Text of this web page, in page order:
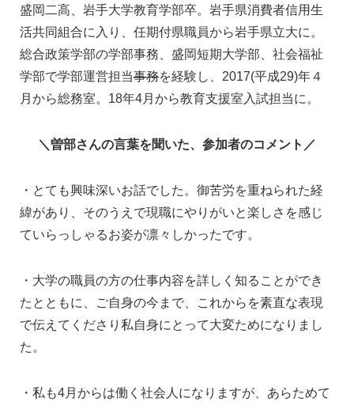
盛岡二高、岩手大学教育学部卒。岩手県消費者信用生
活共同組合に入り、任期付県職員から岩手県立大に。
総合政策学部の学部事務、盛岡短期大学部、社会福祉
学部で学部運営担当事務を経験し、2017(平成29)年４
月から総務室。18年4月から教育支援室入試担当に。
＼曽部さんの言葉を聞いた、参加者のコメント／
・とても興味深いお話でした。御苦労を重ねられた経
緯があり、そのうえで現職にやりがいと楽しさを感じ
ていらっしゃるお姿が凛々しかったです。
・大学の職員の方の仕事内容を詳しく知ることができ
たとともに、ご自身の今まで、これからを素直な表現
で伝えてくださり私自身にとって大変ためになりまし
た。
・私も4月からは働く社会人になりますが、あらためて